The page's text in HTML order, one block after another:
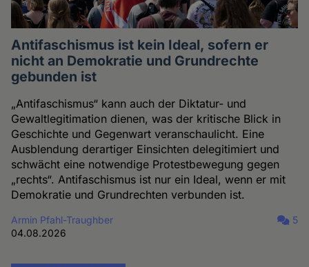
Antifaschismus ist kein Ideal, sofern er
nicht an Demokratie und Grundrechte
gebunden ist
„Antifaschismus“ kann auch der Diktatur- und
Gewaltlegitimation dienen, was der kritische Blick in
Geschichte und Gegenwart veranschaulicht. Eine
Ausblendung derartiger Einsichten delegitimiert und
schwächt eine notwendige Protestbewegung gegen
„rechts“. Antifaschismus ist nur ein Ideal, wenn er mit
Demokratie und Grundrechten verbunden ist.
Armin Pfahl-Traughber
04.08.2026
5